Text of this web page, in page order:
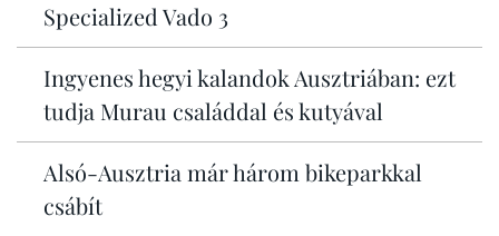
Specialized Vado 3
Ingyenes hegyi kalandok Ausztriában: ezt
tudja Murau családdal és kutyával
Alsó-Ausztria már három bikeparkkal
csábít